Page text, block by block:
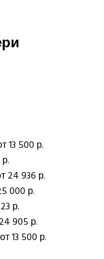
13 500 р.
24 936 р.
000 р.
р.
905 р.
13 500 р.